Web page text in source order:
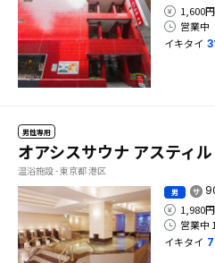
1,600
営業中
イキタイ
男性専用
オアシスサウナ アスティル
温浴施設 - 東京都 港区
男
1,980
営業中
イキタイ